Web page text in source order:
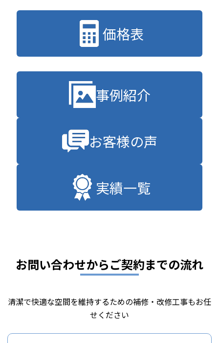
価格表
事例紹介
お客様の声
実績一覧
お問い合わせからご契約までの流れ
清潔で快適な空間を維持するための補修・改修工事もお任
せください